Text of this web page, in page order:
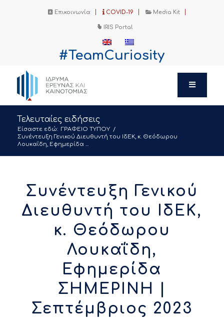
Επικοινωνία COVID-19 Media Kit
IRIS Portal
#TeamCuriosity
Τελευταίες ειδήσεις
Είσαστε εδώ: ΓΡΑΦΕΙΟ ΤΥΠΟΥ /
Συνέντευξη Γενικού Διευθυντή του ΙδΕΚ, κ. Θεόδωρου
Λουκαΐδη, Εφημερίδα ...
Συνέντευξη Γενικού
Διευθυντή του ΙδΕΚ,
κ. Θεόδωρου
Λουκαΐδη,
Εφημερίδα
ΣΗΜΕΡΙΝΗ |
Σεπτέμβριος 2023